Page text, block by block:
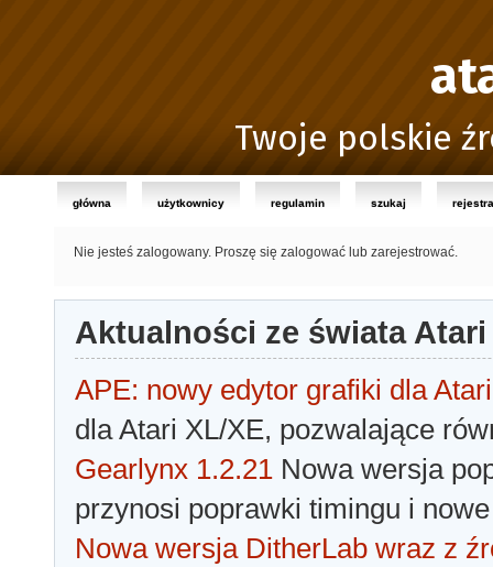
Twoje polskie
główna użytkownicy regulamin szukaj
Nie jesteś zalogowany. Proszę się zalogować lub zarejestrować.
Aktualności ze świata Atari
APE: nowy edytor grafiki dla Atari
dla Atari XL/XE, pozwalające
Gearlynx 1.2.21 Nowa wersja
przynosi poprawki timingu i
Nowa wersja DitherLab wraz z